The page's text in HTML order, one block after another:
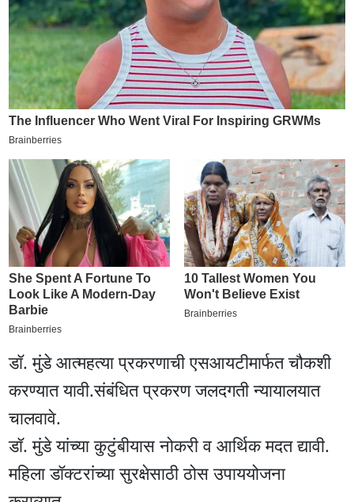
डॉ. मुंडे आत्महत्या प्रकरणाची एसआयटीमार्फत चौकशी
करण्यात यावी.संबंधित प्रकरण जलदगती न्यायालयात
चालवावे.
डॉ. मुंडे यांच्या कुटुंबीयास नोकरी व आर्थिक मदत द्यावी.
महिला डॉक्टरांच्या सुरक्षेसाठी ठोस उपाययोजना